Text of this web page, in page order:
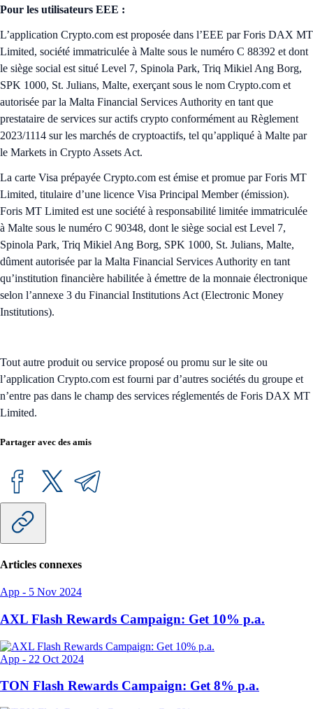
Pour les utilisateurs EEE :
L’application Crypto.com est proposée dans l’EEE par Foris DAX MT
Limited, société immatriculée à Malte sous le numéro C 88392 et dont
le siège social est situé Level 7, Spinola Park, Triq Mikiel Ang Borg,
SPK 1000, St. Julians, Malte, exerçant sous le nom Crypto.com et
autorisée par la Malta Financial Services Authority en tant que
prestataire de services sur actifs crypto conformément au Règlement
2023/1114 sur les marchés de cryptoactifs, tel qu’appliqué à Malte par
le Markets in Crypto Assets Act.
La carte Visa prépayée Crypto.com est émise et promue par Foris MT
Limited, titulaire d’une licence Visa Principal Member (émission).
Foris MT Limited est une société à responsabilité limitée immatriculée
à Malte sous le numéro C 90348, dont le siège social est Level 7,
Spinola Park, Triq Mikiel Ang Borg, SPK 1000, St. Julians, Malte,
dûment autorisée par la Malta Financial Services Authority en tant
qu’institution financière habilitée à émettre de la monnaie électronique
selon l’annexe 3 du Financial Institutions Act (Electronic Money
Institutions).
Tout autre produit ou service proposé ou promu sur le site ou
l’application Crypto.com est fourni par d’autres sociétés du groupe et
n’entre pas dans le champ des services réglementés de Foris DAX MT
Limited.
Partager avec des amis
Articles connexes
App - 5 Nov 2024
AXL Flash Rewards Campaign: Get 10% p.a.
App - 22 Oct 2024
TON Flash Rewards Campaign: Get 8% p.a.